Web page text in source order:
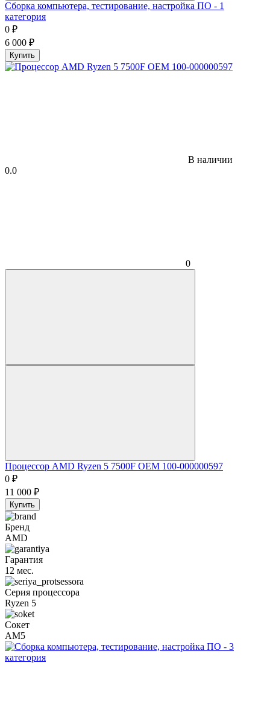
Сборка компьютера, тестирование, настройка ПО - 1
категория
0 ₽
6 000 ₽
Купить
В наличии
0.0
0
Процессор AMD Ryzen 5 7500F OEM 100-000000597
0 ₽
11 000 ₽
Купить
Бренд
AMD
Гарантия
12 мес.
Серия процессора
Ryzen 5
Сокет
AM5